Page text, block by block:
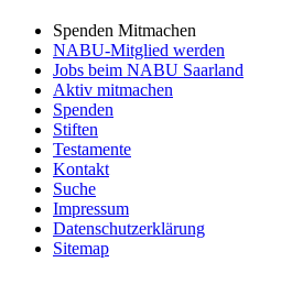
Spenden Mitmachen
NABU-Mitglied werden
Jobs beim NABU Saarland
Aktiv mitmachen
Spenden
Stiften
Testamente
Kontakt
Suche
Impressum
Datenschutzerklärung
Sitemap